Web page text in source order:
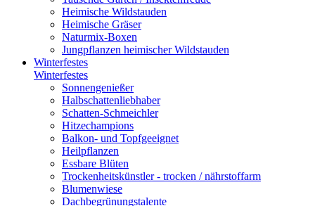
Heimische Wildstauden
Heimische Gräser
Naturmix-Boxen
Jungpflanzen heimischer Wildstauden
Winterfestes
Winterfestes
Sonnengenießer
Halbschattenliebhaber
Schatten-Schmeichler
Hitzechampions
Balkon- und Topfgeeignet
Heilpflanzen
Essbare Blüten
Trockenheitskünstler - trocken / nährstoffarm
Blumenwiese
Dachbegrünungstalente